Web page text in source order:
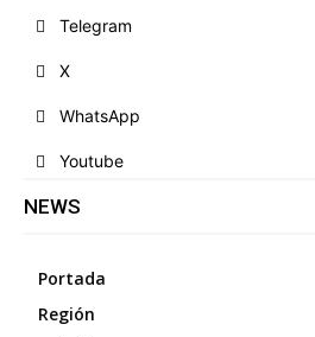
Telegram
X
WhatsApp
Youtube
NEWS
Portada
Región